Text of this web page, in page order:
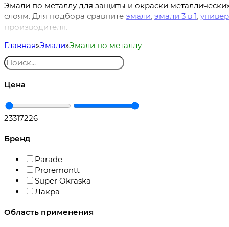
Эмали по металлу для защиты и окраски
слоям. Для подбора сравните эмали, эмали 3 в 1,
производителя.
Главная Эмали Эмали по металлу
Цена
23317226
Бренд
Parade
Proremontt
Super Okraska
Лакра
Область применения